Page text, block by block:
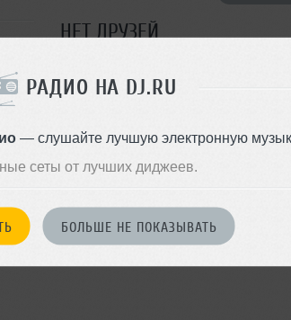
РАДИО НА DJ.RU
— слушайте лучшую электронную
сеты от лучших диджеев.
БОЛЬШЕ НЕ ПОКАЗЫВАТЬ
НЕТ ДРУЗЕЙ